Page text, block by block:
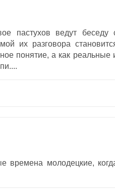
пастухов ведут беседу
их разговора
понятие, а как реальные
времена молодецкие,